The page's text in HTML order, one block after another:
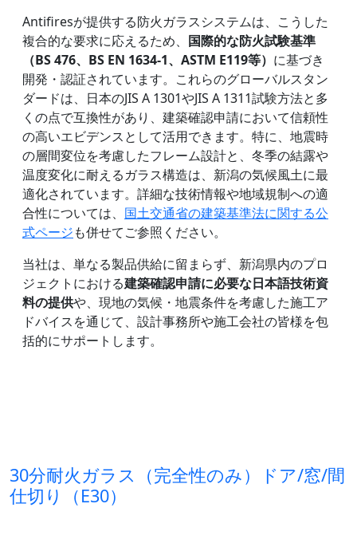
Antifiresが提供する防火ガラスシステムは、こうした
複合的な要求に応えるため、 国際的な防火試験基準
（BS 476、BS EN 1634-1、ASTM E119等） に基づき
開発・認証されています。これらのグローバルスタン
ダードは、日本のJIS A 1301やJIS A 1311試験方法と多
くの点で互換性があり、建築確認申請において信頼性
の高いエビデンスとして活用できます。特に、地震時
の層間変位を考慮したフレーム設計と、冬季の結露や
温度変化に耐えるガラス構造は、新潟の気候風土に最
適化されています。詳細な技術情報や地域規制への適
合性については、 国土交通省の建築基準法に関する公
式ページも併せてご参照ください。
当社は、単なる製品供給に留まらず、新潟県内のプロ
ジェクトにおける建築確認申請に必要な日本語技術資
料の提供や、現地の気候・地震条件を考慮した施工ア
ドバイスを通じて、設計事務所や施工会社の皆様を包
括的にサポートします。
30分耐火ガラス（完全性のみ）ドア/窓/間
仕切り（E30）